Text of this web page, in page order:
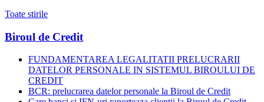
Toate stirile
Biroul de Credit
FUNDAMENTAREA LEGALITATII PRELUCRARII
DATELOR PERSONALE IN SISTEMUL BIROULUI DE
CREDIT
BCR: prelucrarea datelor personale la Biroul de Credit